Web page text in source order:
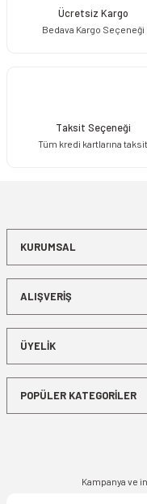
Ücretsiz Kargo
Bedava Kargo Seçeneği
Taksit Seçeneği
Tüm kredi kartlarına taksit
KURUMSAL
ALIŞVERİŞ
ÜYELİK
POPÜLER KATEGORİLER
Kampanya ve